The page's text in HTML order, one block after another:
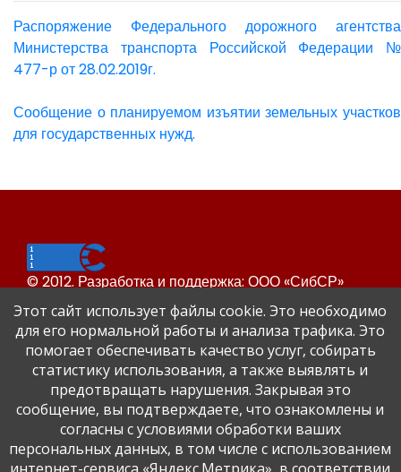
Распоряжение Федерального дорожного агентства
Министерства транспорта Российской Федерации №
477-р от 28.02.2019г.
Сообщение о планируемом изъятии земельных участков
для государственных нужд.
© 2012. Разработка и поддержка: ООО «СибСР»
Все права защищены законом и международными
соглашениями.
Сайт Динского района
Этот сайт использует файлы cookie. Это необходимо
для его нормальной работы и анализа трафика. Это
помогает обеспечивать качество услуг, собирать
статистику использования, а также выявлять и
предотвращать нарушения. Закрывая это
сообщение, вы подтверждаете, что ознакомлены и
согласны с условиями обработки ваших
персональных данных, в том числе с использованием